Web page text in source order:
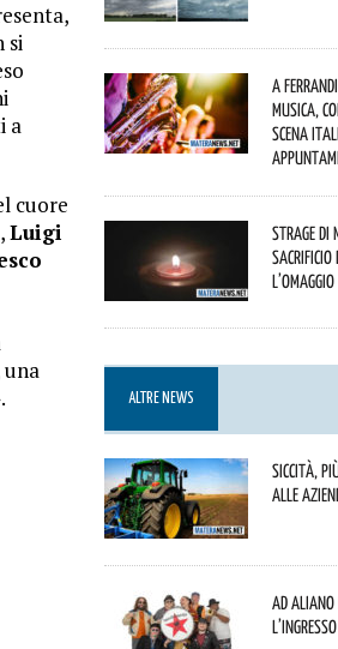
si
a
cuore
Luigi
A
musica,
scena
Strage di
sacrificio
l’omaggio
ALTRE NEWS
Siccità,
alle
Ad